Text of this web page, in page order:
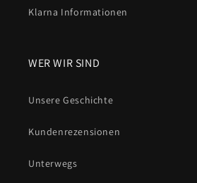
Klarna Informationen
WER WIR SIND
Unsere Geschichte
Kundenrezensionen
Unterwegs